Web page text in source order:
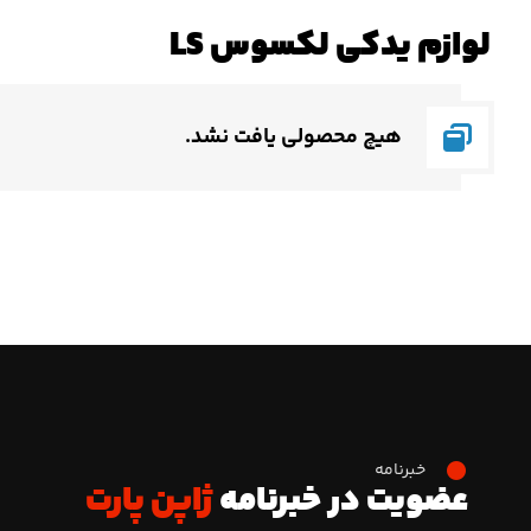
لوازم یدکی لکسوس LS
هیچ محصولی یافت نشد.
خبرنامه
عضویت در خبرنامهژاپن پارت